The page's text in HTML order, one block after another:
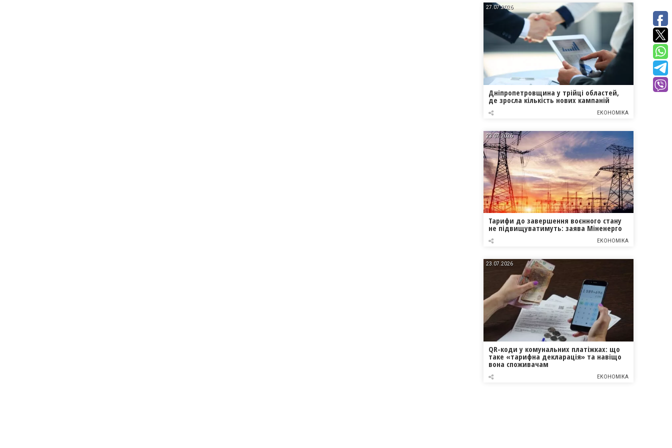
27.07.2026
Дніпропетровщина у трійці областей,
де зросла кількість нових кампаній
ЕКОНОМІКА
23.07.2026
Тарифи до завершення воєнного стану
не підвищуватимуть: заява Міненерго
ЕКОНОМІКА
23.07.2026
QR-коди у комунальних платіжках: що
таке «тарифна декларація» та навіщо
вона споживачам
ЕКОНОМІКА